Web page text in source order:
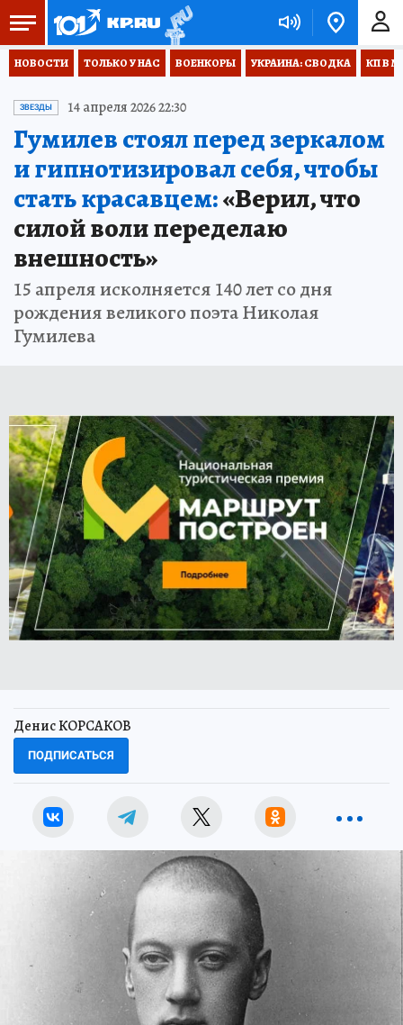
НОВОСТИ ТОЛЬКО У НАС ВОЕНКОРЫ УКРАИНА: СВОДКА КП В
ЗВЕЗДЫ 14 апреля 2026 22:30
Гумилев стоял перед зеркалом
и гипнотизировал себя, чтобы
стать красавцем:«Верил, что
силой воли переделаю
внешность»
15 апреля исколняется 140 лет со дня
рождения великого поэта Николая
Гумилева
Денис КОРСАКОВ
ПОДПИСАТЬСЯ